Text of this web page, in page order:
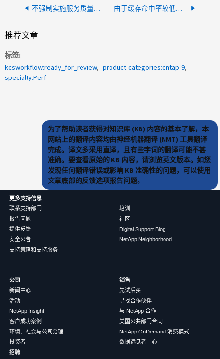
不强制实施服务质量限制 由于缓存命中率较低，读取吞吐量低于写入吞吐量
推荐文章
标签
kcsworkflow:ready_for_review
product-categories:ontap-9
specialty:Perf
为了帮助读者获得对知识库 (KB) 内容的基本了解，本
网站上的翻译内容均由神经机器翻译 (NMT) 工具翻译
完成。译文多采用直译，且有些字词的翻译可能不甚
准确。要查看原始的 KB 内容，请浏览英文版本。如您
发现任何翻译错误或影响 KB 准确性的问题，可以使用
文章底部的反馈选项报告问题。
更多支持信息
联系支持部门
报告问题
提供反馈
安全公告
支持策略和支持服务
培训
社区
Digital Support Blog
NetApp Neighborhood
公司
新闻中心
活动
NetApp Insight
客户成功案例
环境、社会与公司治理
投资者
招聘
销售
先试后买
寻找合作伙伴
与 NetApp 合作
美国公共部门合同
NetApp OnDemand 消费模式
数据远见者中心